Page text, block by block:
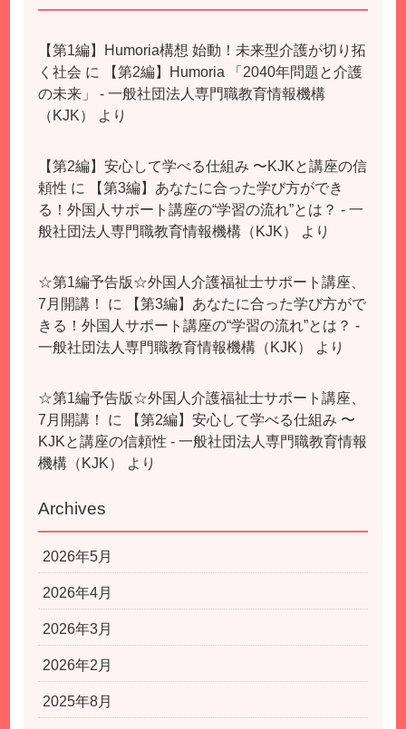
【第1編】Humoria構想 始動！未来型介護が切り拓
く社会 に
【第2編】Humoria 「2040年問題と介護
の未来」 - 一般社団法人専門職教育情報機構
（KJK）
より
【第2編】安心して学べる仕組み 〜KJKと講座の信
頼性 に
【第3編】あなたに合った学び方ができ
る！外国人サポート講座の“学習の流れ”とは？ - 一
般社団法人専門職教育情報機構（KJK）
より
☆第1編予告版☆外国人介護福祉士サポート講座、
7月開講！
に
【第3編】あなたに合った学び方がで
きる！外国人サポート講座の“学習の流れ”とは？ -
一般社団法人専門職教育情報機構（KJK）
より
☆第1編予告版☆外国人介護福祉士サポート講座、
7月開講！
に
【第2編】安心して学べる仕組み 〜
KJKと講座の信頼性 - 一般社団法人専門職教育情報
機構（KJK）
より
Archives
2026年5月
2026年4月
2026年3月
2026年2月
2025年8月